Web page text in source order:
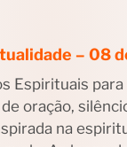
– 08
Espirituais para
oração,
na